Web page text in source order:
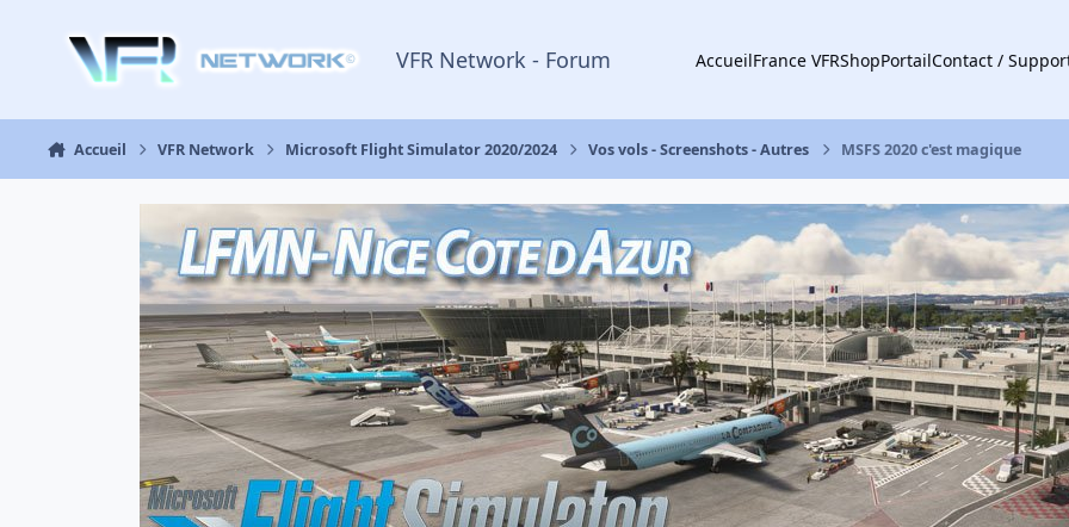
VFR Network - Forum AccueilFrance VFRShopPortailContact /
Accueil VFR Network Microsoft Flight Simulator 2020/2024 Vos vols - Screenshots - Autres MSFS 2020 c'est magique